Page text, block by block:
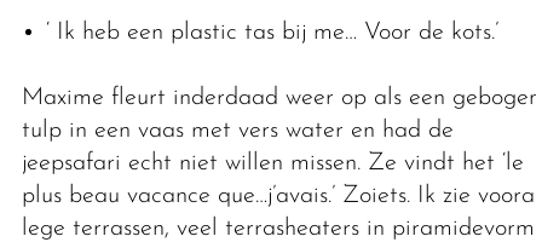
‘ Ik heb een plastic tas bij me… Voor de kots.’
Maxime fleurt inderdaad weer op als een gebogen
tulp in een vaas met vers water en had de
jeepsafari echt niet willen missen. Ze vindt het ‘le
plus beau vacance que…j’avais.’ Zoiets. Ik zie vooral
lege terrassen, veel terrasheaters in piramidevorm